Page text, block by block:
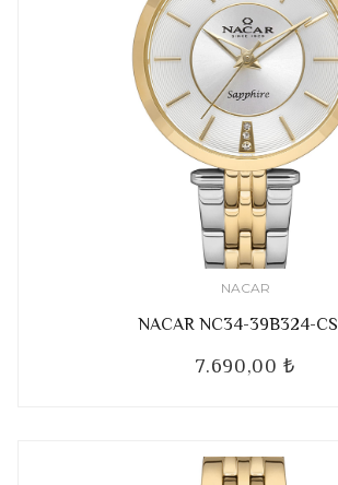
NACAR
NACAR NC34-39B324-
7.690,00 ₺